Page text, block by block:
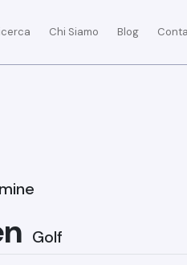
Chi Siamo Blog
Golf